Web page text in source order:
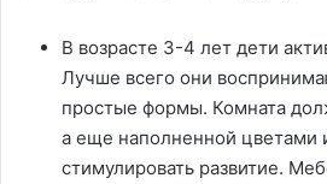
В возрасте 3-4 лет дети
Лучше всего они
простые формы. Комната
а еще наполненной цветами
стимулировать развитие.